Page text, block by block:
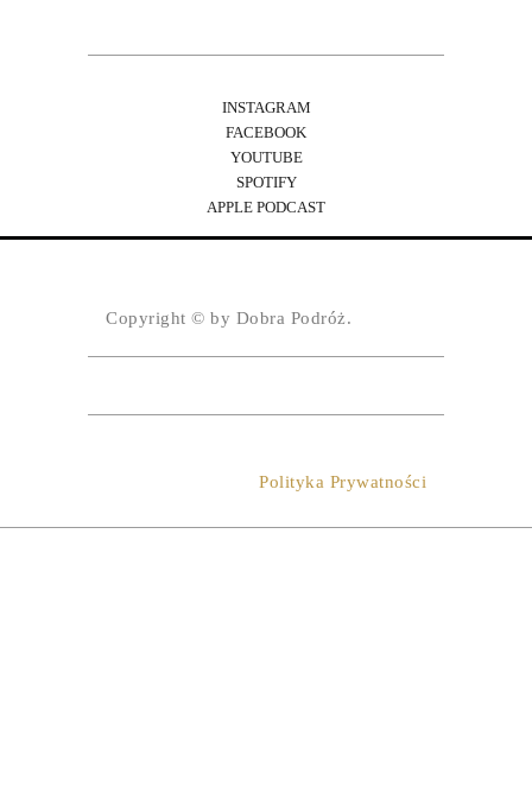
INSTAGRAM
FACEBOOK
YOUTUBE
SPOTIFY
APPLE PODCAST
Copyright © by Dobra Podróż.
Polityka Prywatności